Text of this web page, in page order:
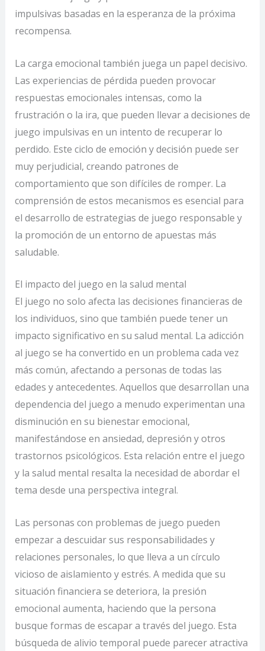
impulsivas basadas en la esperanza de la próxima
recompensa.
La carga emocional también juega un papel decisivo.
Las experiencias de pérdida pueden provocar
respuestas emocionales intensas, como la
frustración o la ira, que pueden llevar a decisiones de
juego impulsivas en un intento de recuperar lo
perdido. Este ciclo de emoción y decisión puede ser
muy perjudicial, creando patrones de
comportamiento que son difíciles de romper. La
comprensión de estos mecanismos es esencial para
el desarrollo de estrategias de juego responsable y
la promoción de un entorno de apuestas más
saludable.
El impacto del juego en la salud mental
El juego no solo afecta las decisiones financieras de
los individuos, sino que también puede tener un
impacto significativo en su salud mental. La adicción
al juego se ha convertido en un problema cada vez
más común, afectando a personas de todas las
edades y antecedentes. Aquellos que desarrollan una
dependencia del juego a menudo experimentan una
disminución en su bienestar emocional,
manifestándose en ansiedad, depresión y otros
trastornos psicológicos. Esta relación entre el juego
y la salud mental resalta la necesidad de abordar el
tema desde una perspectiva integral.
Las personas con problemas de juego pueden
empezar a descuidar sus responsabilidades y
relaciones personales, lo que lleva a un círculo
vicioso de aislamiento y estrés. A medida que su
situación financiera se deteriora, la presión
emocional aumenta, haciendo que la persona
busque formas de escapar a través del juego. Esta
búsqueda de alivio temporal puede parecer atractiva